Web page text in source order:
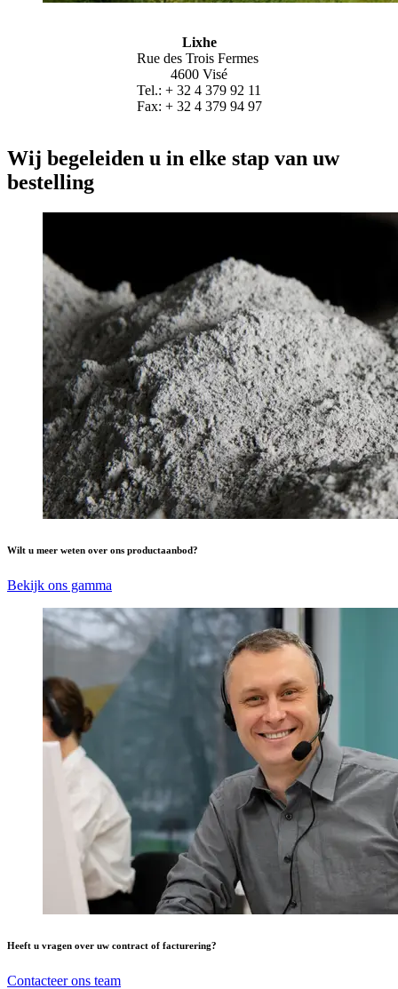
Lixhe
Rue des Trois Fermes
4600 Visé
Tel.: + 32 4 379 92 11
Fax: + 32 4 379 94 97
Wij begeleiden u in elke stap van uw
bestelling
Wilt u meer weten over ons productaanbod?
Bekijk ons gamma
Heeft u vragen over uw contract of facturering?
Contacteer ons team